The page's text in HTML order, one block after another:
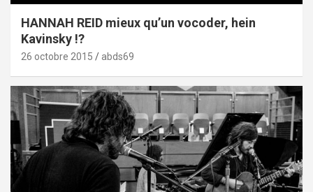
HANNAH REID mieux qu’un vocoder, hein
Kavinsky !?
26 octobre 2015 abds69